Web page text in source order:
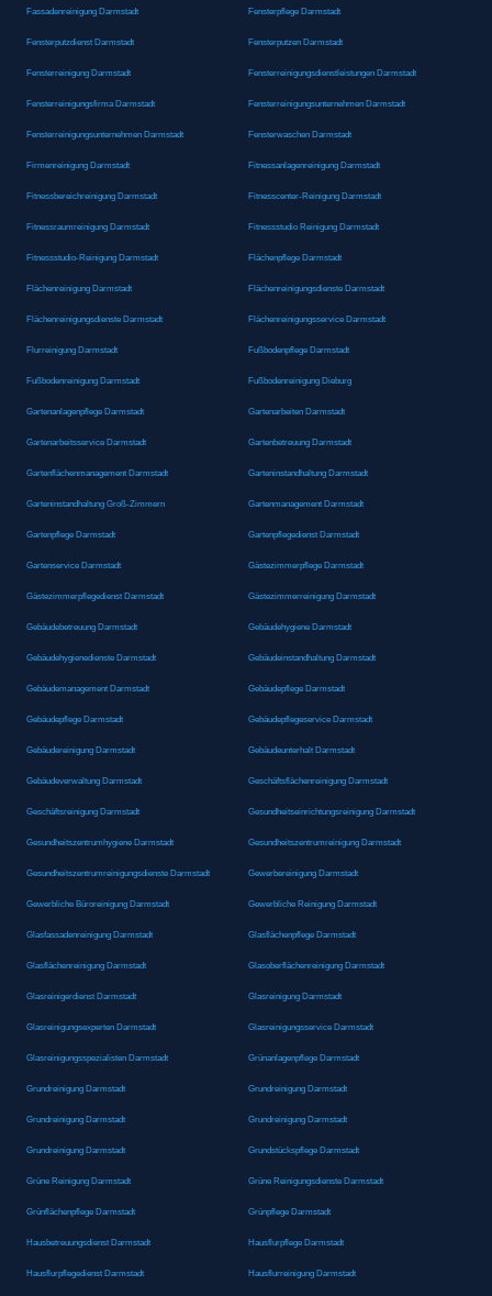
Fassadenreinigung Darmstadt Fensterpflege Darmstadt
Fensterputzdienst Darmstadt Fensterputzen Darmstadt
Fensterreinigung Darmstadt Fensterreinigungsdienstleistungen Darmstadt
Fensterreinigungsfirma Darmstadt Fensterreinigungsunternehmen Darmstadt
Fensterreinigungsunternehmen Darmstadt Fensterwaschen Darmstadt
Firmenreinigung Darmstadt Fitnessanlagenreinigung Darmstadt
Fitnessbereichreinigung Darmstadt Fitnesscenter-Reinigung Darmstadt
Fitnessraumreinigung Darmstadt Fitnessstudio Reinigung Darmstadt
Fitnessstudio-Reinigung Darmstadt Flächenpflege Darmstadt
Flächenreinigung Darmstadt Flächenreinigungsdienste Darmstadt
Flächenreinigungsdienste Darmstadt Flächenreinigungsservice Darmstadt
Flurreinigung Darmstadt Fußbodenpflege Darmstadt
Fußbodenreinigung Darmstadt Fußbodenreinigung Dieburg
Gartenanlagenpflege Darmstadt Gartenarbeiten Darmstadt
Gartenarbeitsservice Darmstadt Gartenbetreuung Darmstadt
Gartenflächenmanagement Darmstadt Garteninstandhaltung Darmstadt
Garteninstandhaltung Groß-Zimmern Gartenmanagement Darmstadt
Gartenpflege Darmstadt Gartenpflegedienst Darmstadt
Gartenservice Darmstadt Gästezimmerpflege Darmstadt
Gästezimmerpflegedienst Darmstadt Gästezimmerreinigung Darmstadt
Gebäudebetreuung Darmstadt Gebäudehygiene Darmstadt
Gebäudehygienedienste Darmstadt Gebäudeinstandhaltung Darmstadt
Gebäudemanagement Darmstadt Gebäudepflege Darmstadt
Gebäudepflege Darmstadt Gebäudepflegeservice Darmstadt
Gebäudereinigung Darmstadt Gebäudeunterhalt Darmstadt
Gebäudeverwaltung Darmstadt Geschäftsflächenreinigung Darmstadt
Geschäftsreinigung Darmstadt Gesundheitseinrichtungsreinigung Darmstadt
Gesundheitszentrumhygiene Darmstadt Gesundheitszentrumreinigung Darmstadt
Gesundheitszentrumreinigungsdienste Darmstadt Gewerbereinigung Darmstadt
Gewerbliche Büroreinigung Darmstadt Gewerbliche Reinigung Darmstadt
Glasfassadenreinigung Darmstadt Glasflächenpflege Darmstadt
Glasflächenreinigung Darmstadt Glasoberflächenreinigung Darmstadt
Glasreinigerdienst Darmstadt Glasreinigung Darmstadt
Glasreinigungsexperten Darmstadt Glasreinigungsservice Darmstadt
Glasreinigungsspezialisten Darmstadt Grünanlagenpflege Darmstadt
Grundreinigung Darmstadt Grundreinigung Darmstadt
Grundreinigung Darmstadt Grundreinigung Darmstadt
Grundreinigung Darmstadt Grundstückspflege Darmstadt
Grüne Reinigung Darmstadt Grüne Reinigungsdienste Darmstadt
Grünflächenpflege Darmstadt Grünpflege Darmstadt
Hausbetreuungsdienst Darmstadt Hausflurpflege Darmstadt
Hausflurpflegedienst Darmstadt Hausflurreinigung Darmstadt